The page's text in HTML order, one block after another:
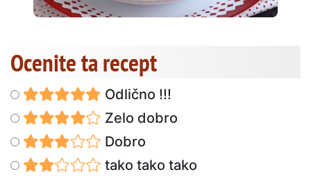
Ocenite ta recept
Odlično !!!
Zelo dobro
Dobro
tako tako tako